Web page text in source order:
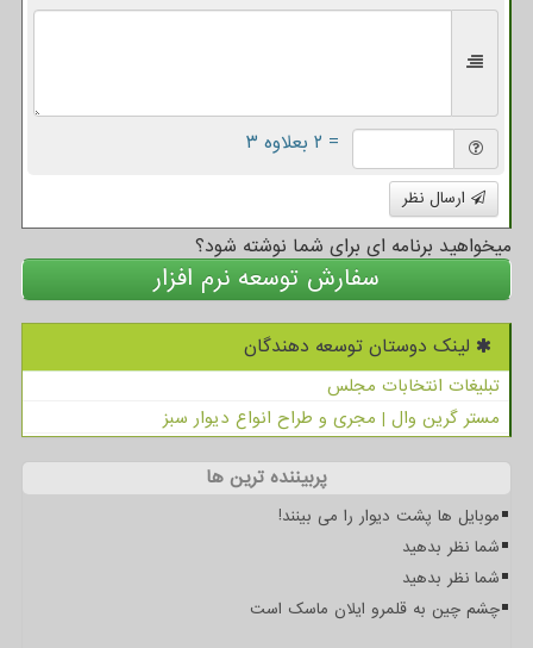
= ۲ بعلاوه ۳
ارسال نظر
میخواهید برنامه ای برای شما نوشته شود؟
سفارش توسعه نرم افزار
لینک دوستان توسعه دهندگان
تبلیغات انتخابات مجلس
مستر گرین وال | مجری و طراح انواع دیوار سبز
پربیننده ترین ها
موبایل ها پشت دیوار را می بینند!
شما نظر بدهید
شما نظر بدهید
چشم چین به قلمرو ایلان ماسک است